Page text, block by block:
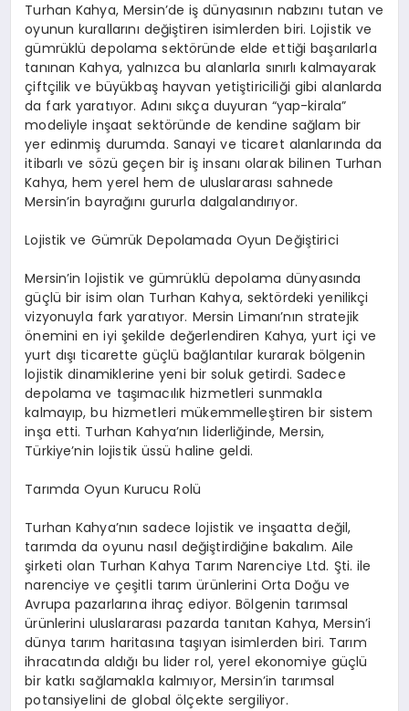
Turhan Kahya, Mersin’de iş dünyasının nabzını tutan ve
oyunun kurallarını değiştiren isimlerden biri. Lojistik ve
gümrüklü depolama sektöründe elde ettiği başarılarla
tanınan Kahya, yalnızca bu alanlarla sınırlı kalmayarak
çiftçilik ve büyükbaş hayvan yetiştiriciliği gibi alanlarda
da fark yaratıyor. Adını sıkça duyuran “yap-kirala”
modeliyle inşaat sektöründe de kendine sağlam bir
yer edinmiş durumda. Sanayi ve ticaret alanlarında da
itibarlı ve sözü geçen bir iş insanı olarak bilinen Turhan
Kahya, hem yerel hem de uluslararası sahnede
Mersin’in bayrağını gururla dalgalandırıyor.
Lojistik ve Gümrük Depolamada Oyun Değiştirici
Mersin’in lojistik ve gümrüklü depolama dünyasında
güçlü bir isim olan Turhan Kahya, sektördeki yenilikçi
vizyonuyla fark yaratıyor. Mersin Limanı’nın stratejik
önemini en iyi şekilde değerlendiren Kahya, yurt içi ve
yurt dışı ticarette güçlü bağlantılar kurarak bölgenin
lojistik dinamiklerine yeni bir soluk getirdi. Sadece
depolama ve taşımacılık hizmetleri sunmakla
kalmayıp, bu hizmetleri mükemmelleştiren bir sistem
inşa etti. Turhan Kahya’nın liderliğinde, Mersin,
Türkiye’nin lojistik üssü haline geldi.
Tarımda Oyun Kurucu Rolü
Turhan Kahya’nın sadece lojistik ve inşaatta değil,
tarımda da oyunu nasıl değiştirdiğine bakalım. Aile
şirketi olan Turhan Kahya Tarım Narenciye Ltd. Şti. ile
narenciye ve çeşitli tarım ürünlerini Orta Doğu ve
Avrupa pazarlarına ihraç ediyor. Bölgenin tarımsal
ürünlerini uluslararası pazarda tanıtan Kahya, Mersin’i
dünya tarım haritasına taşıyan isimlerden biri. Tarım
ihracatında aldığı bu lider rol, yerel ekonomiye güçlü
bir katkı sağlamakla kalmıyor, Mersin’in tarımsal
potansiyelini de global ölçekte sergiliyor.